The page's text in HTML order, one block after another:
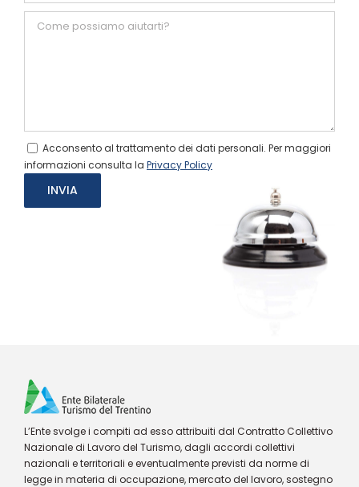
Acconsento al trattamento dei dati personali. Per maggiori
informazioni consulta la Privacy Policy
L’Ente svolge i compiti ad esso attribuiti dal Contratto Collettivo
Nazionale di Lavoro del Turismo, dagli accordi collettivi
nazionali e territoriali e eventualmente previsti da norme di
legge in materia di occupazione, mercato del lavoro, sostegno